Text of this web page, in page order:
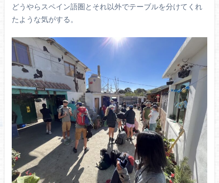
どうやらスペイン語圏とそれ以外でテーブルを分けてくれ
たような気がする。